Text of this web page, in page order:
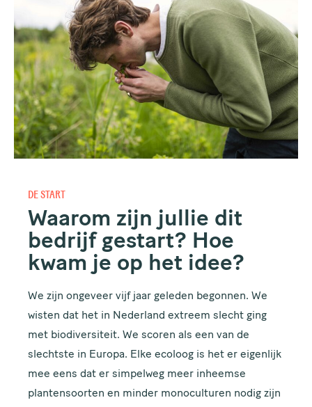
DE START
Waarom zijn jullie dit
bedrijf gestart? Hoe
kwam je op het idee?
We zijn ongeveer vijf jaar geleden begonnen. We
wisten dat het in Nederland extreem slecht ging
met biodiversiteit. We scoren als een van de
slechtste in Europa. Elke ecoloog is het er eigenlijk
mee eens dat er simpelweg meer inheemse
plantensoorten en minder monoculturen nodig zijn